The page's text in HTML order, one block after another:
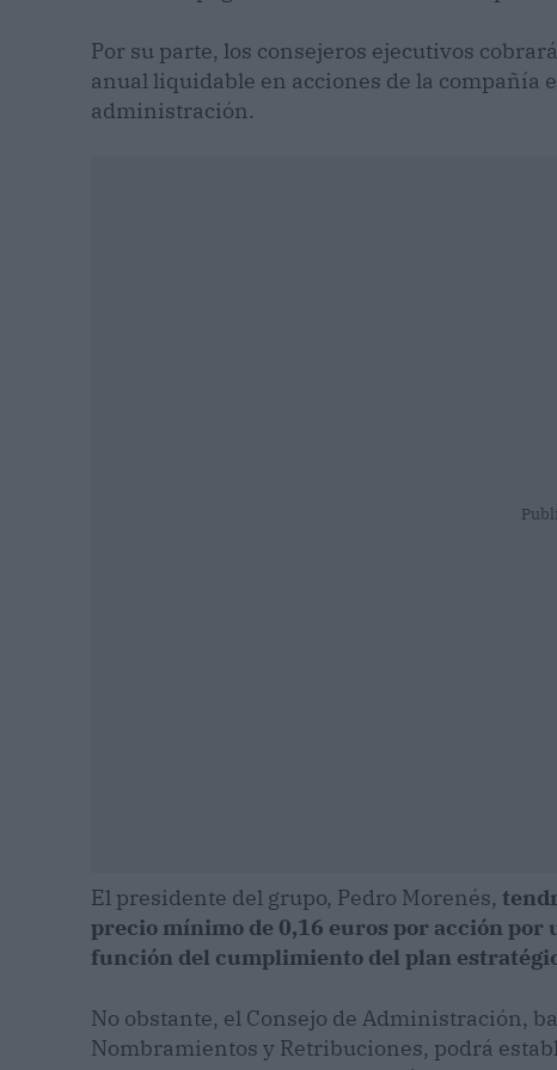
Por su parte, los consejeros ejecutivos
anual liquidable en acciones de la compañía
administración.
El presidente del grupo, Pedro Morenés,
precio mínimo de 0,16 euros por acción por
función del cumplimiento del plan
No obstante, el Consejo de Administración,
Nombramientos y Retribuciones, podrá